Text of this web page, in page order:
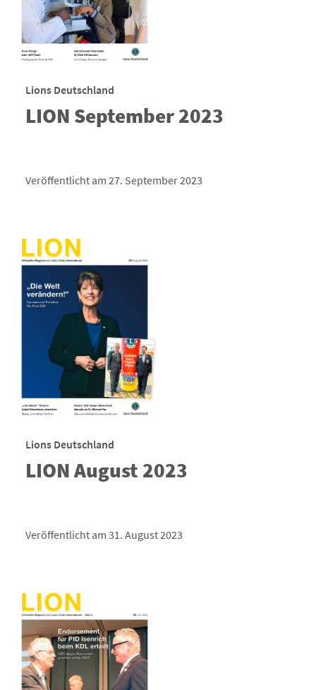
Lions Deutschland
LION September 2023
Veröffentlicht am 27. September 2023
Lions Deutschland
LION August 2023
Veröffentlicht am 31. August 2023